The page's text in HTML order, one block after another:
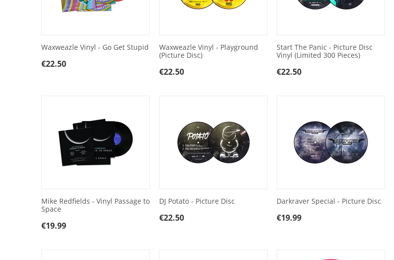
Waxweazle Vinyl - Go Get Stupid
€22.50
Waxweazle Vinyl - Playground
(Picture Disc)
€22.50
Start The Panic - Picture Disc
Vinyl (Limited 300 Pieces)
€22.50
Mike Redfields - Vinyl Passage to
Space
€19.99
DJ Potato - Picture Disc
€22.50
Darkraver Special - Picture Disc
€19.99